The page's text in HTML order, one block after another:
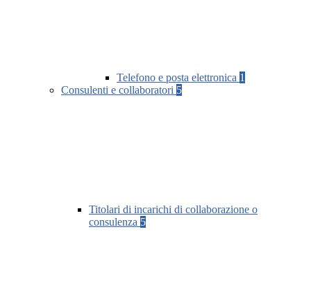
Telefono e posta elettronica 1
Consulenti e collaboratori 5
Titolari di incarichi di collaborazione o
consulenza 5